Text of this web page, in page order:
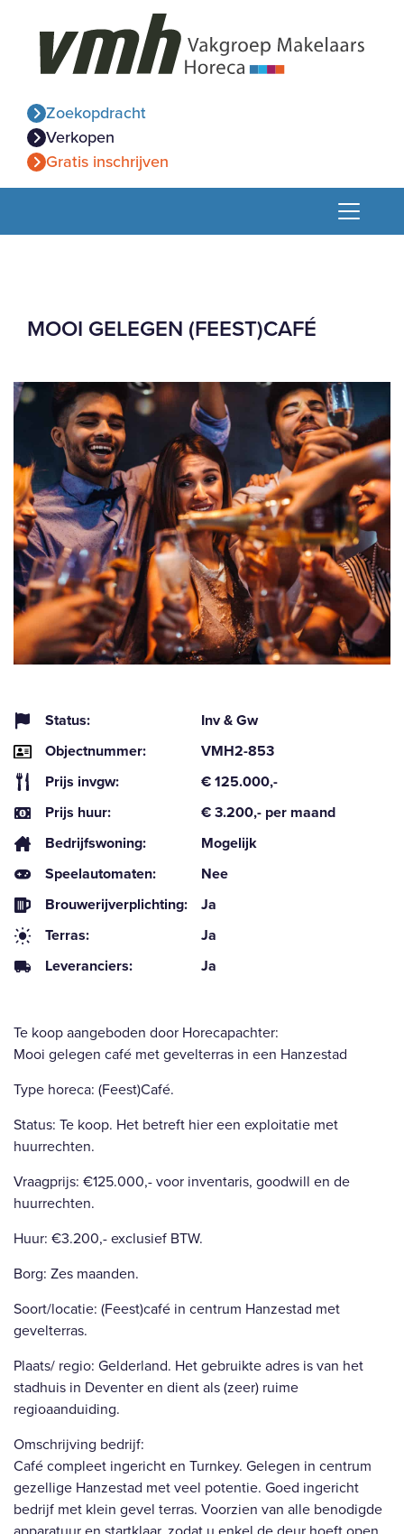
Zoekopdracht
Verkopen
Gratis inschrijven
MOOI GELEGEN (FEEST)CAFÉ
Status:
Inv & Gw
Objectnummer:
VMH2-853
Prijs invgw:
€ 125.000,-
Prijs huur:
€ 3.200,- per maand
Bedrijfswoning:
Mogelijk
Speelautomaten:
Nee
Brouwerijverplichting:
Ja
Terras:
Ja
Leveranciers:
Ja
Te koop aangeboden door Horecapachter:
Mooi gelegen café met gevelterras in een Hanzestad
Type horeca: (Feest)Café.
Status: Te koop. Het betreft hier een exploitatie met
huurrechten.
Vraagprijs: €125.000,- voor inventaris, goodwill en de
huurrechten.
Huur: €3.200,- exclusief BTW.
Borg: Zes maanden.
Soort/locatie: (Feest)café in centrum Hanzestad met
gevelterras.
Plaats/ regio: Gelderland. Het gebruikte adres is van het
stadhuis in Deventer en dient als (zeer) ruime
regioaanduiding.
Omschrijving bedrijf:
Café compleet ingericht en Turnkey. Gelegen in centrum
gezellige Hanzestad met veel potentie. Goed ingericht
bedrijf met klein gevel terras. Voorzien van alle benodigde